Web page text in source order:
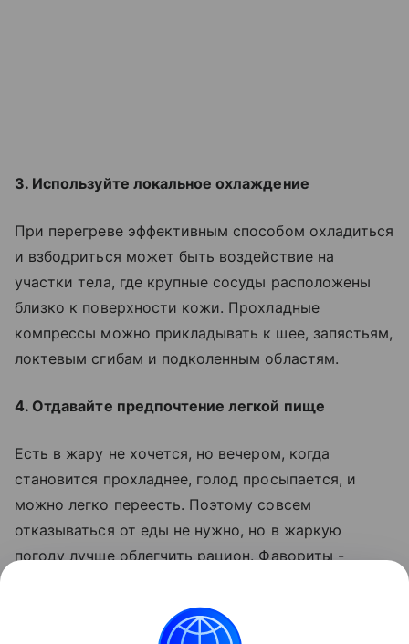
3. Используйте локальное охлаждение
При перегреве эффективным способом охладиться
и взбодриться может быть воздействие на
участки тела, где крупные сосуды расположены
близко к поверхности кожи. Прохладные
компрессы можно прикладывать к шее, запястьям,
локтевым сгибам и подколенным областям.
4. Отдавайте предпочтение легкой пище
Есть в жару не хочется, но вечером, когда
становится прохладнее, голод просыпается, и
можно легко переесть. Поэтому совсем
отказываться от еды не нужно, но в жаркую
погоду лучше облегчить рацион. Фавориты -